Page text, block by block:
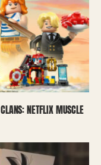
NETFLIX MUSCLE